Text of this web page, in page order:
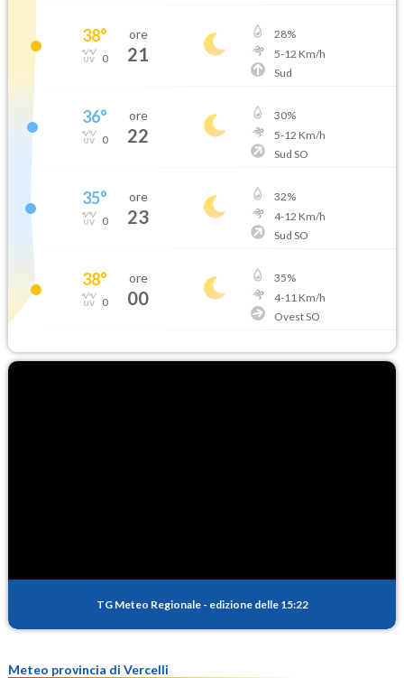
38°
0
ore
21
28%
5-12 Km/h
Sud
36°
0
ore
22
30%
5-12 Km/h
Sud SO
35°
0
ore
23
32%
4-12 Km/h
Sud SO
38°
0
ore
00
35%
4-11 Km/h
Ovest SO
TG Meteo Regionale - edizione delle 15:22
Meteo provincia di Vercelli